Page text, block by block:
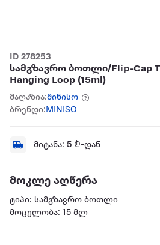
ID 278253
სამგზავრო ბოთლი/Flip-Cap
Hanging Loop (15ml)
მაღაზია:მინისო
ბრენდი:MINISO
მიტანა: 5 ₾-დან
მოკლე აღწერა
ტიპი: სამგზავრო ბოთლი
მოცულობა: 15 მლ